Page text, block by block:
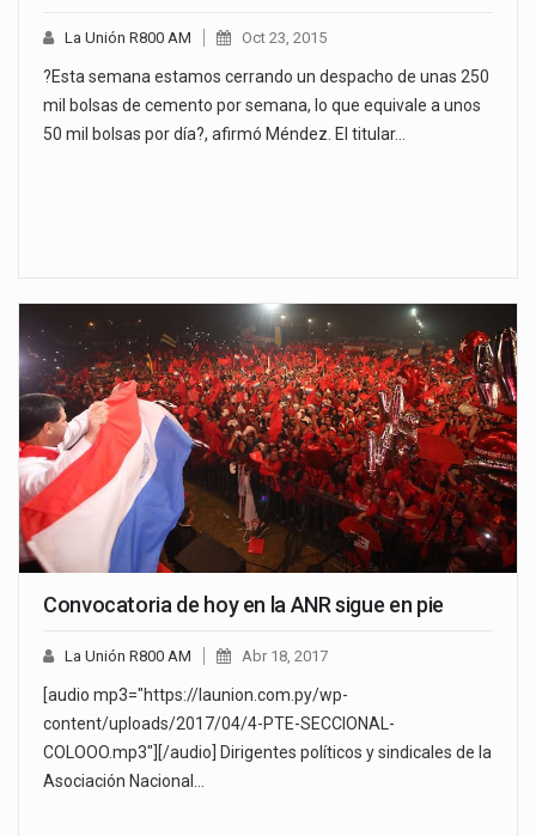
La Unión R800 AM Oct 23, 2015
?Esta semana estamos cerrando un despacho de unas 250
mil bolsas de cemento por semana, lo que equivale a unos
50 mil bolsas por día?, afirmó Méndez. El titular…
Convocatoria de hoy en la ANR sigue en pie
La Unión R800 AM Abr 18, 2017
[audio mp3="https://launion.com.py/wp-
content/uploads/2017/04/4-PTE-SECCIONAL-
COLOOO.mp3"][/audio] Dirigentes políticos y sindicales de la
Asociación Nacional…